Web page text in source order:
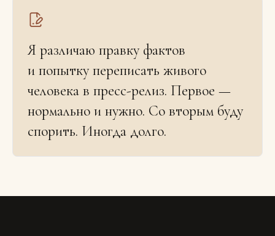
Я различаю правку фактов
и попытку переписать живого
человека в пресс-релиз. Первое —
нормально и нужно. Со вторым буду
спорить. Иногда долго.